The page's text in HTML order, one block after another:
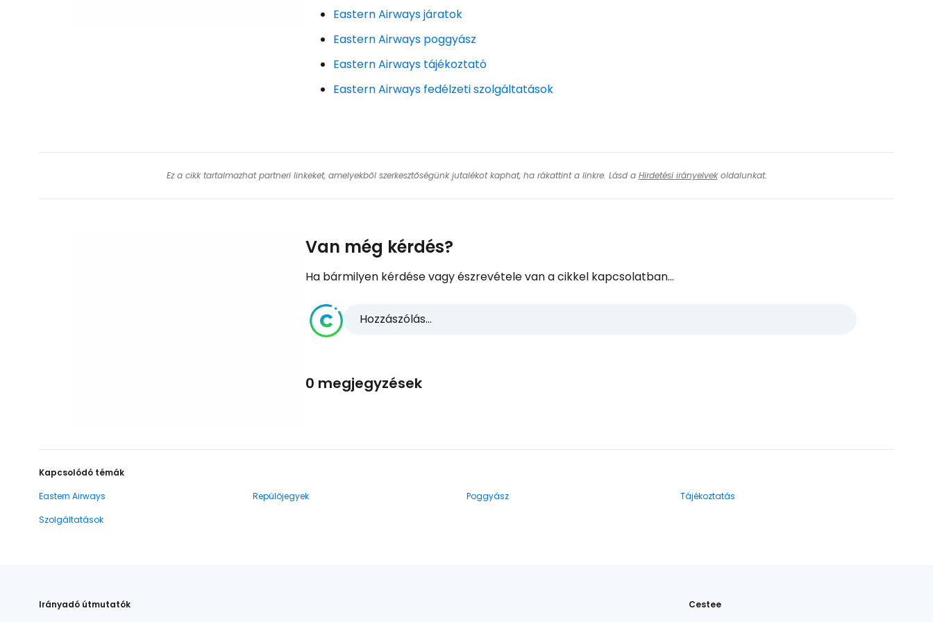
Eastern Airways járatok
Eastern Airways poggyász
Eastern Airways tájékoztató
Eastern Airways fedélzeti szolgáltatások
Ez a cikk tartalmazhat partneri linkeket, amelyekből szerkesztőségünk jutalékot kaphat, ha rákattint a linkre. Lásd a Hirdetési irányelvekoldalunkat.
Van még kérdés?
Ha bármilyen kérdése vagy észrevétele van a cikkel kapcsolatban...
Hozzászólás...
0 megjegyzések
Kapcsolódó témák
Eastern Airways
Repülőjegyek Poggyász
Tájékoztatás
Szolgáltatások
Irányadó útmutatók Cestee